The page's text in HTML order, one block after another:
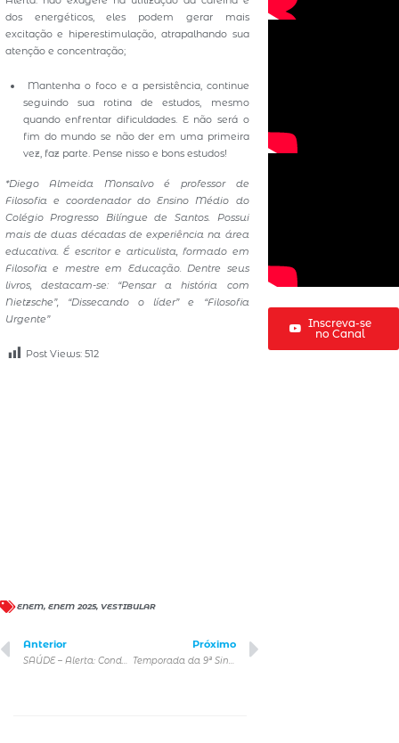
dos energéticos, eles podem gerar mais
excitação e hiperestimulação, atrapalhando sua
atenção e concentração;
Mantenha o foco e a persistência, continue
seguindo sua rotina de estudos, mesmo
quando enfrentar dificuldades. E não será o
fim do mundo se não der em uma primeira
vez, faz parte. Pense nisso e bons estudos!
*Diego Almeida Monsalvo é professor de
Filosofia e coordenador do Ensino Médio do
Colégio Progresso Bilíngue de Santos. Possui
mais de duas décadas de experiência na área
educativa. É escritor e articulista, formado em
Filosofia e mestre em Educação. Dentre seus
livros, destacam-se: “Pensar a história com
Nietzsche”, “Dissecando o líder” e “Filosofia
Urgente”
Post Views: 512
ENEM, ENEM 2025, VESTIBULAR
Anterior Próximo
Inscreva-se
no Canal